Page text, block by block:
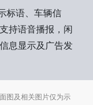
标语、车辆信
持语音播报，闲
息显示及广告发
图及相关图片仅为示